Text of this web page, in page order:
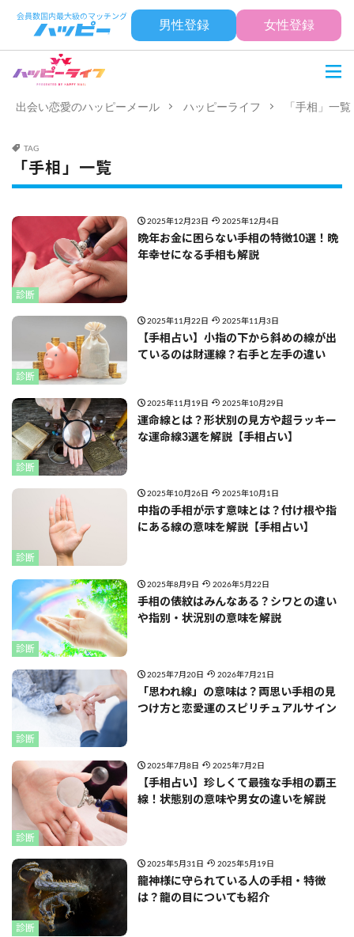
男性登録 女性登録
出会い恋愛のハッピーメール ハッピーライフ 「手相」一覧
TAG
「手相」一覧
診断
2025年12月23日 2025年12月4日
晩年お金に困らない手相の特徴10選！晩
年幸せになる手相も解説
診断
2025年11月22日 2025年11月3日
【手相占い】小指の下から斜めの線が出
ているのは財運線？右手と左手の違い
診断
2025年11月19日 2025年10月29日
運命線とは？形状別の見方や超ラッキー
な運命線3選を解説【手相占い】
診断
2025年10月26日 2025年10月1日
中指の手相が示す意味とは？付け根や指
にある線の意味を解説【手相占い】
診断
2025年8月9日 2026年5月22日
手相の俵紋はみんなある？シワとの違い
や指別・状況別の意味を解説
診断
2025年7月20日 2026年7月21日
「思われ線」の意味は？両思い手相の見
つけ方と恋愛運のスピリチュアルサイン
診断
2025年7月8日 2025年7月2日
【手相占い】珍しくて最強な手相の覇王
線！状態別の意味や男女の違いを解説
診断
2025年5月31日 2025年5月19日
龍神様に守られている人の手相・特徴
は？龍の目についても紹介